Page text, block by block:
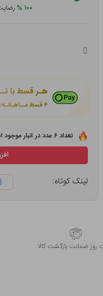
۱۰۰ %
هـر قسط با
۴ قسط مــاهـانـه؛ بـدون سـود، چـک و ضـامـن
تعداد ۶ عدد در انبار موجود است
لینک کوتاه:
ضمانت بازگشت کالا